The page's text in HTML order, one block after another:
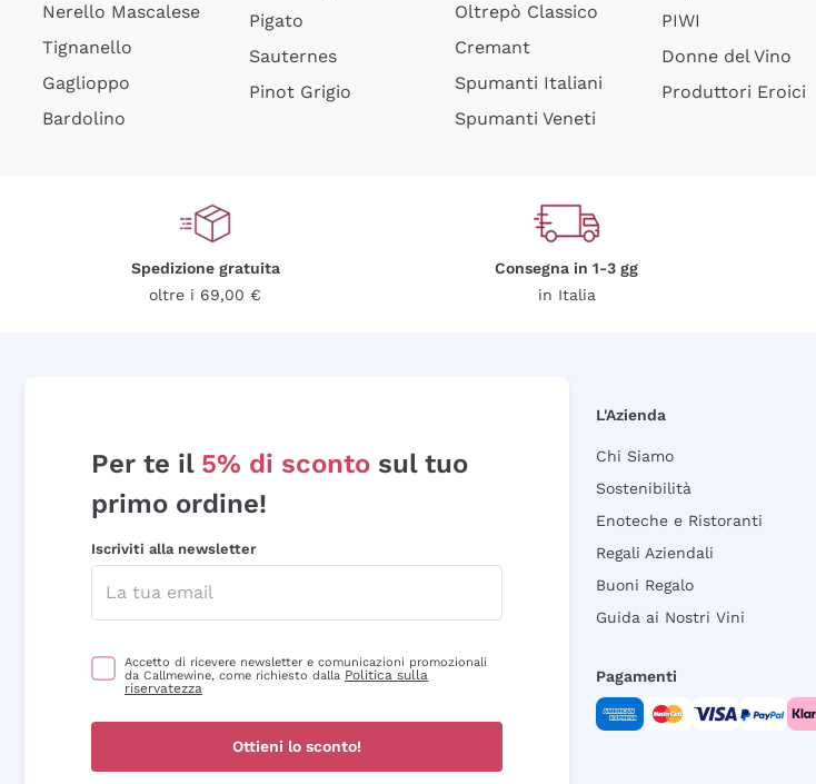
Nerello Mascalese
Tignanello
Gaglioppo
Bardolino
Pigato
Sauternes
Pinot Grigio
Oltrepò Classico
Cremant
Spumanti Italiani
Spumanti Veneti
PIWI
Donne del Vino
Produttori Eroici
Spedizione gratuita
oltre i 69,00 €
Consegna in 1-3 gg
in Italia
Per te il 5% di sconto sul tuo
primo ordine!
Iscriviti alla newsletter
Accetto di ricevere newsletter e comunicazioni promozionali
da Callmewine, come richiesto dalla Politica sulla
riservatezza
Ottieni lo sconto!
L'Azienda
Chi Siamo
Sostenibilità
Enoteche e Ristoranti
Regali Aziendali
Buoni Regalo
Guida ai Nostri Vini
Pagamenti